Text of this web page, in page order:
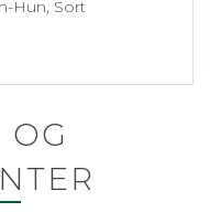
Hun, Sort
OG